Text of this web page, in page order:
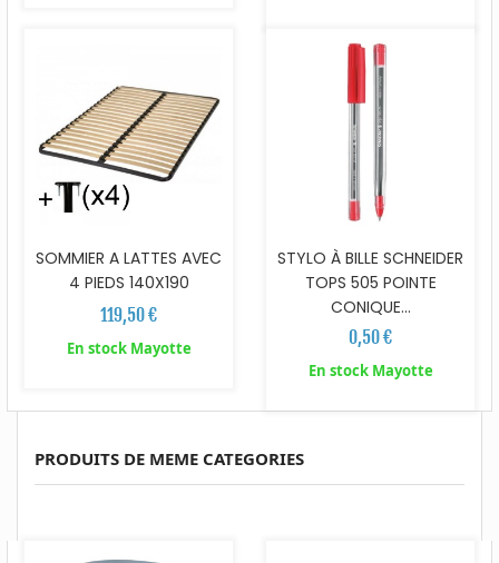
SOMMIER A LATTES AVEC
4 PIEDS 140X190
119,50 €
En stock Mayotte
STYLO À BILLE SCHNEIDER
TOPS 505 POINTE
CONIQUE...
0,50 €
En stock Mayotte
PRODUITS DE MEME CATEGORIES